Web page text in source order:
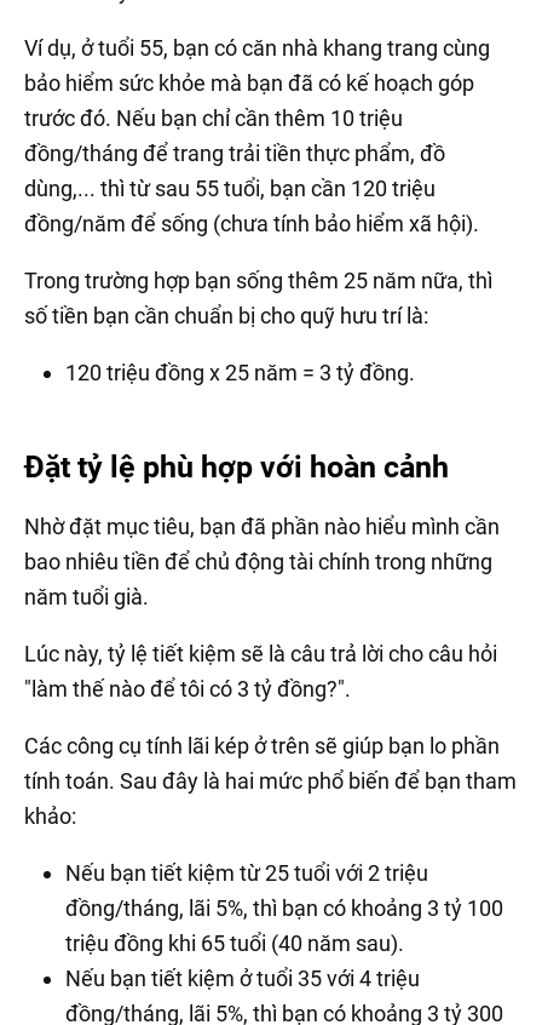
Ví dụ, ở tuổi 55, bạn có căn nhà khang trang cùng
bảo hiểm sức khỏe mà bạn đã có kế hoạch góp
trước đó. Nếu bạn chỉ cần thêm 10 triệu
đồng/tháng để trang trải tiền thực phẩm, đồ
dùng,... thì từ sau 55 tuổi, bạn cần 120 triệu
đồng/năm để sống (chưa tính bảo hiểm xã hội).
Trong trường hợp bạn sống thêm 25 năm nữa, thì
số tiền bạn cần chuẩn bị cho quỹ hưu trí là:
120 triệu đồng x 25 năm = 3 tỷ đồng.
Đặt tỷ lệ phù hợp với hoàn cảnh
Nhờ đặt mục tiêu, bạn đã phần nào hiểu mình cần
bao nhiêu tiền để chủ động tài chính trong những
năm tuổi già.
Lúc này, tỷ lệ tiết kiệm sẽ là câu trả lời cho câu hỏi
"làm thế nào để tôi có 3 tỷ đồng?".
Các công cụ tính lãi kép ở trên sẽ giúp bạn lo phần
tính toán. Sau đây là hai mức phổ biến để bạn tham
khảo:
Nếu bạn tiết kiệm từ 25 tuổi với 2 triệu
đồng/tháng, lãi 5%, thì bạn có khoảng 3 tỷ 100
triệu đồng khi 65 tuổi (40 năm sau).
Nếu bạn tiết kiệm ở tuổi 35 với 4 triệu
đồng/tháng, lãi 5%, thì bạn có khoảng 3 tỷ 300